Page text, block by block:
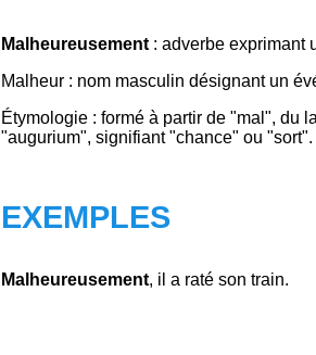
Malheureusement : adverbe exprimant
Malheur : nom masculin désignant un
Étymologie : formé à partir de "mal", du
"augurium", signifiant "chance" ou "sort".
EXEMPLES
Malheureusement, il a raté son train.